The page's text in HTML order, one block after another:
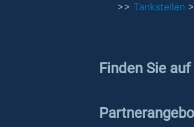
>> Tankstellen
Finden Sie